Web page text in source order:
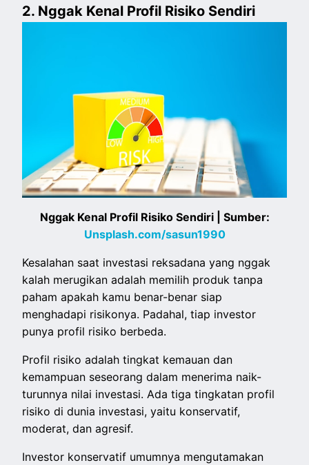
2. Nggak Kenal Profil Risiko Sendiri
Nggak Kenal Profil Risiko Sendiri | Sumber:
Unsplash.com/sasun1990
Kesalahan saat investasi reksadana yang nggak
kalah merugikan adalah memilih produk tanpa
paham apakah kamu benar-benar siap
menghadapi risikonya. Padahal, tiap investor
punya profil risiko berbeda.
Profil risiko adalah tingkat kemauan dan
kemampuan seseorang dalam menerima naik-
turunnya nilai investasi. Ada tiga tingkatan profil
risiko di dunia investasi, yaitu konservatif,
moderat, dan agresif.
Investor konservatif umumnya mengutamakan